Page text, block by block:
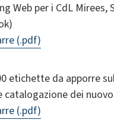
Web per i CdL
(.pdf)
etichette da apporre
catalogazione dei
(.pdf)